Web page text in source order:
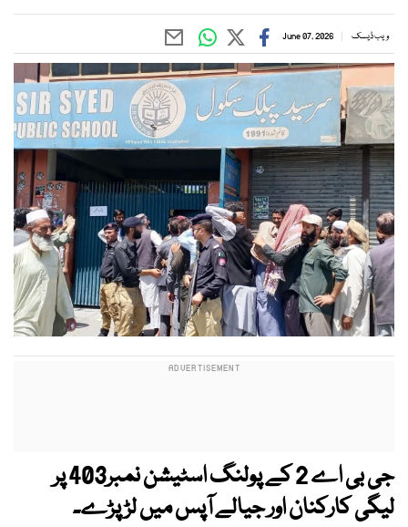
ویب ڈیسک June 07, 2026
جی بی اے 2 کے پولنگ اسٹیشن نمبر403 پر
لیگی کارکنان اور جیالے آپس میں لڑ پڑے۔